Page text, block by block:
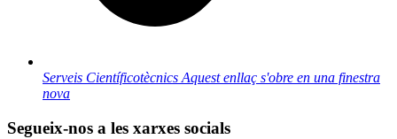
Serveis Científicotècnics Aquest enllaç s'obre en una finestra
nova
Segueix-nos a les xarxes socials